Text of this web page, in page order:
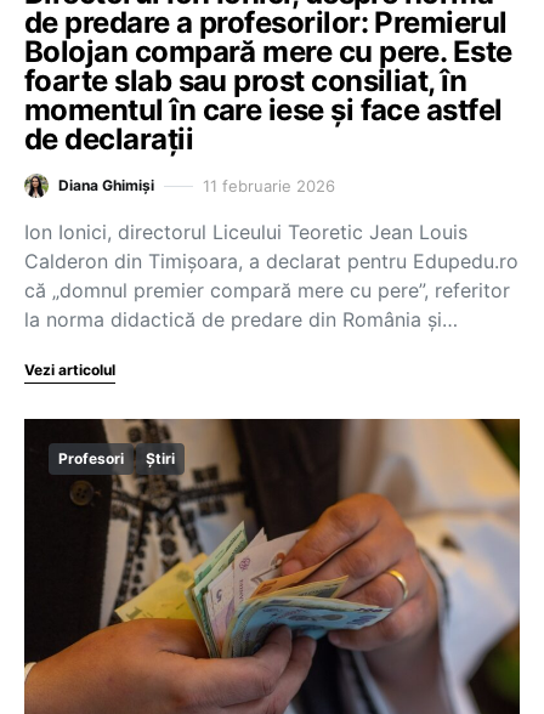
de predare a profesorilor: Premierul
Bolojan compară mere cu pere. Este
foarte slab sau prost consiliat, în
momentul în care iese și face astfel
de declarații
Diana Ghimiși 11 februarie 2026
Ion Ionici, directorul Liceului Teoretic Jean Louis
Calderon din Timișoara, a declarat pentru Edupedu.ro
că „domnul premier compară mere cu pere”, referitor
la norma didactică de predare din România și…
Vezi articolul
Profesori Știri